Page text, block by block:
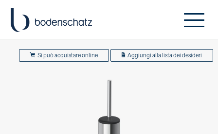
Si può acquistare online Aggiungi alla lista dei desideri